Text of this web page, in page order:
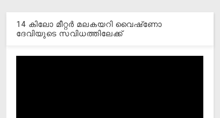
14 കിലോ മീറ്റര്‍ മലകയറി വൈഷ്‌ണോ
ദേവിയുടെ സവിധത്തിലേക്ക്